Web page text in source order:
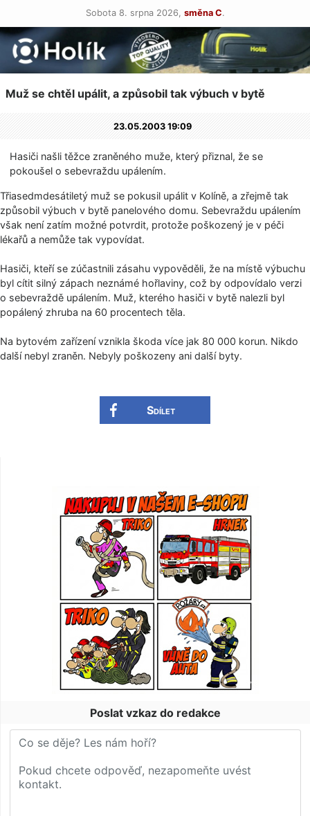
Sobota 8. srpna 2026, směna C.
Muž se chtěl upálit, a způsobil tak výbuch v bytě
23.05.2003 19:09
Hasiči našli těžce zraněného muže, který přiznal, že se
pokoušel o sebevraždu upálením.
Třiasedmdesátiletý muž se pokusil upálit v Kolíně, a zřejmě tak
způsobil výbuch v bytě panelového domu. Sebevraždu upálením
však není zatím možné potvrdit, protože poškozený je v péči
lékařů a nemůže tak vypovídat.
Hasiči, kteří se zúčastnili zásahu vypověděli, že na místě výbuchu
byl cítit silný zápach neznámé hořlaviny, což by odpovídalo verzi
o sebevraždě upálením. Muž, kterého hasiči v bytě nalezli byl
popálený zhruba na 60 procentech těla.
Na bytovém zařízení vznikla škoda více jak 80 000 korun. Nikdo
další nebyl zraněn. Nebyly poškozeny ani další byty.
Sdílet
Poslat vzkaz do redakce